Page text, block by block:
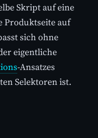
Skript auf eine
Produktseite auf
sich ohne
eigentliche
-Ansatzes
Selektoren ist.